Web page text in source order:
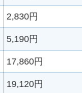
2,830円
5,190円
17,860円
19,120円